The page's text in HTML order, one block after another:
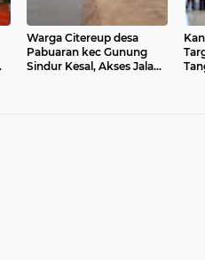
Warga Citereup desa
Pabuaran kec Gunung
Sindur Kesal, Akses Jalan